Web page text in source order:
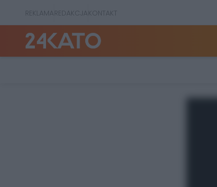
REKLAMAREDAKCJAKONTAKT